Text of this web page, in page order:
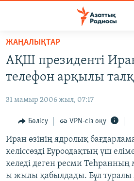
Skip
main
content
to
Navigation
Skip
to
Search
САЯСАТ
AZATTYQTV
ҚАҢТАР ОҚИҒАСЫ
АДАМ ҚҰҚЫҚТАРЫ
ӘЛЕУМЕТ
ӘЛЕМ
АРНАЙЫ ЖОБАЛАР
ЖАҢАЛЫҚТАР
АҚШ президенті
телефон арқылы
31 мамыр 2006 жыл, 07:17
Бөлісу VPN-сіз оқу
Иран өзінің ядролық
келіссөзді Еуроодақтың үш
келеді деген ресми
ы жылы қабылдады. Бұл туралы